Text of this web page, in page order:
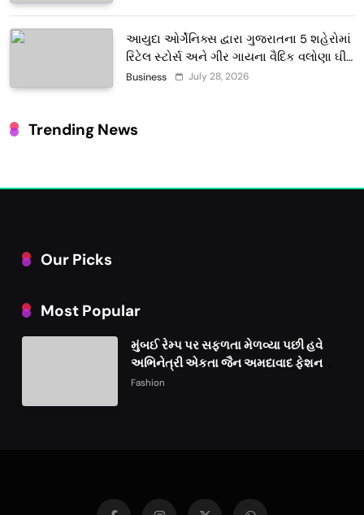
આયુદા ઓર્ગેનિક્સ દ્વારા ગુજરાતના 5 શહેરોમાં
રિટેલ સ્ટોર્સ અને ગીર ગાયના વૈદિક વલોણા ઘી-
દૂધની શુદ્ધ સેવાઓ સાથે વ્યાપક વિસ્તરણ
Business July 28, 2026
Trending News
Our Picks
Most Popular
મુંબઈ રેમ્પ પર સફળતા મેળવ્યા પછી હવે
અભિનેત્રી એકતા જૈન અમદાવાદ ફેશન
વીકમાં પોતાની પ્રતિભા પ્રદર્શિત કરશે
Fashion